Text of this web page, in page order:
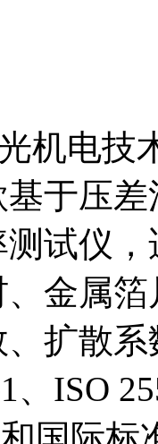
机电技
于压
试仪
金属
扩散
、ISO